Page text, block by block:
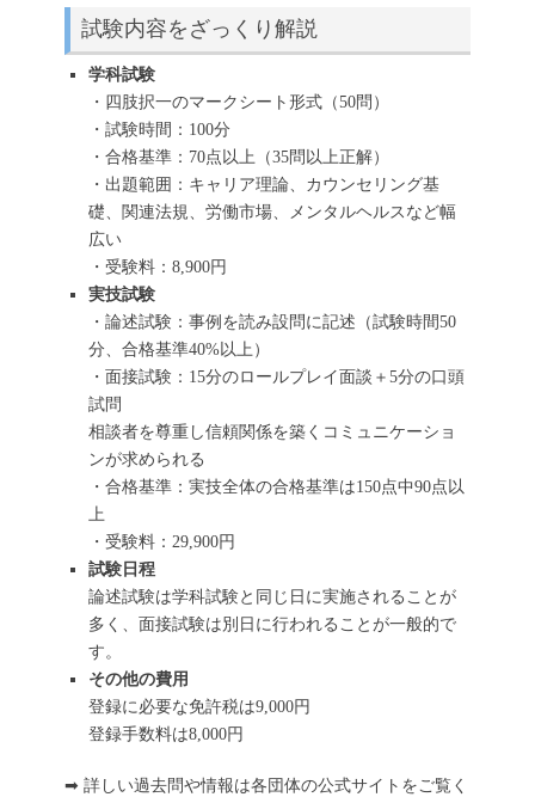
試験内容をざっくり解説
学科試験
・四肢択一のマークシート形式（50問）
・試験時間：100分
・合格基準：70点以上（35問以上正解）
・出題範囲：キャリア理論、カウンセリング基
礎、関連法規、労働市場、メンタルヘルスなど幅
広い
・受験料：8,900円
実技試験
・論述試験：事例を読み設問に記述（試験時間50
分、合格基準40%以上）
・面接試験：15分のロールプレイ面談＋5分の口頭
試問
相談者を尊重し信頼関係を築くコミュニケーショ
ンが求められる
・合格基準：実技全体の合格基準は150点中90点以
上
・受験料：29,900円
試験日程
論述試験は学科試験と同じ日に実施されることが
多く、面接試験は別日に行われることが一般的で
す。
その他の費用
登録に必要な免許税は9,000円
登録手数料は8,000円
➡ 詳しい過去問や情報は各団体の公式サイトをご覧く